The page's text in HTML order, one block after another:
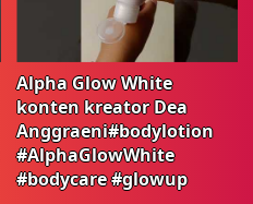
Alpha Glow White
konten kreator Dea
Anggraeni#bodylotion
#AlphaGlowWhite
#bodycare #glowup